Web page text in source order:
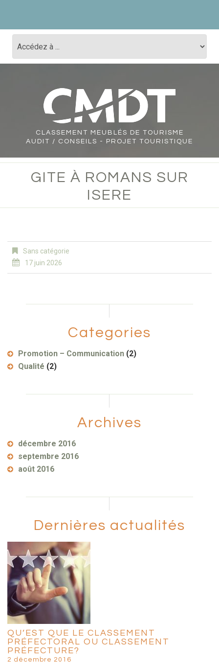
CLASSEMENT
MEUBLÉS DE TOURISME
AUDIT / CONSEILS - PROJET TOURISTIQUE
GITE À ROMANS SUR
ISERE
Sans catégorie
17 juin 2026
Categories
Promotion – Communication (2)
Qualité (2)
Archives
décembre 2016
septembre 2016
août 2016
Dernières actualités
QU’EST QUE LE CLASSEMENT
PRÉFECTORAL OU CLASSEMENT
PRÉFECTURE?
2 décembre 2016